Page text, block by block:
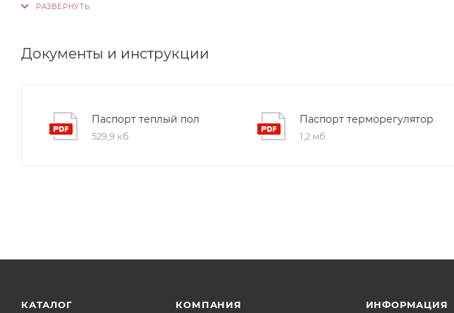
Документы и инструкции
Паспорт теплый пол
529,9 кб
Паспорт терморегулятор
1,2 мб
КАТАЛОГ КОМПАНИЯ ИНФОРМАЦИЯ